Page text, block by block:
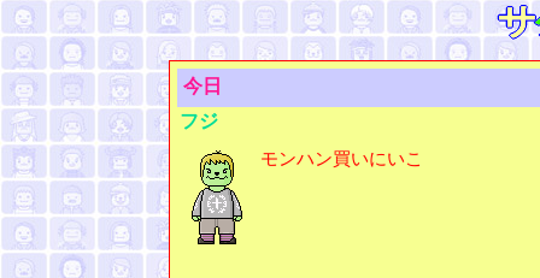
今日
フジ
モンハン買いにいこ